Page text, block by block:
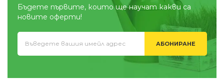
Бъдете първите, които ще научат какви са
новите оферти!
АБОНИРАНЕ